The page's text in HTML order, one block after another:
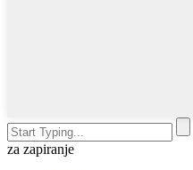
za zapiranje